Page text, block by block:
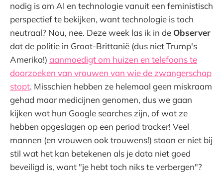
nodig is om AI en technologie vanuit een feministisch
perspectief te bekijken, want technologie is toch
neutraal? Nou, nee. Deze week las ik in de Observer
dat de politie in Groot-Brittanië (dus niet Trump's
Amerika!) aanmoedigt om huizen en telefoons te
doorzoeken van vrouwen van wie de zwangerschap
stopt. Misschien hebben ze helemaal geen miskraam
gehad maar medicijnen genomen, dus we gaan
kijken wat hun Google searches zijn, of wat ze
hebben opgeslagen op een period tracker! Veel
mannen (en vrouwen ook trouwens!) staan er niet bij
stil wat het kan betekenen als je data niet goed
beveiligd is, want "je hebt toch niks te verbergen"?